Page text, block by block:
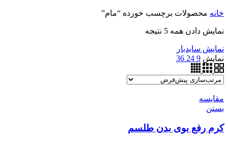
خانه محصولات برچسب خورده “مام”
نمایش دادن همه 5 نتیجه
نمایش سایدبار
نمایش 9
24
36
مقایسه
بستن
کرم رفع بوی بدن طلسم